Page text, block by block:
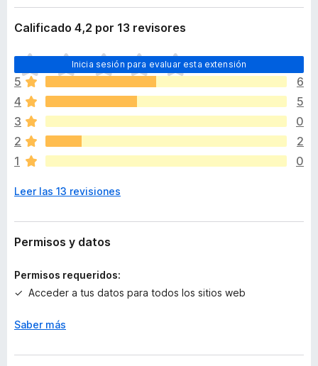
Calificado 4,2 por 13 revisores
Inicia sesión para evaluar esta extensión
T
o
d
a
v
a
n
h
y
v
l
r
c
o
5
6
4
5
3
0
2
2
1
0
Leer las 13 revisiones
Permisos y datos
Permisos requeridos:
Acceder a tus datos para todos los sitios web
Saber más